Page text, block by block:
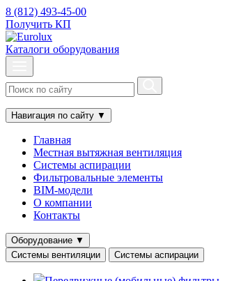
8 (812) 493-45-00
Получить КП
Каталоги оборудования
Навигация по сайту ▼
Главная
Местная вытяжная вентиляция
Системы аспирации
Фильтровальные элементы
BIM-модели
О компании
Контакты
Оборудование ▼
Системы вентиляции
Системы аспирации